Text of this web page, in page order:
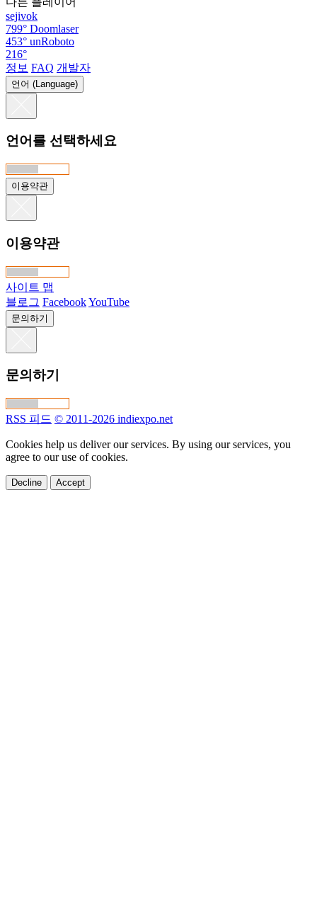
sejivok
799° Doomlaser
453° unRoboto
216°
정보 FAQ 개발자
언어 (Language)
언어를 선택하세요
이용약관
이용약관
사이트 맵
블로그 FacebookYouTube
문의하기
문의하기
RSS 피드 © 2011-2026 indiexpo.net
Cookies help us deliver our services. By using our services, you
agree to our use of cookies.
Decline Accept